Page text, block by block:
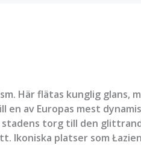
Här flätas kunglig glans,
av Europas mest
torg till den
Ikoniska platser som